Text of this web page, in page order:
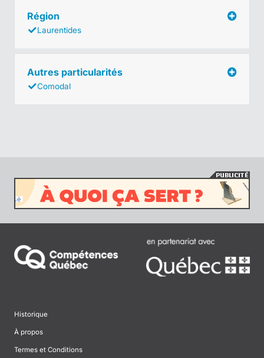
Région
Laurentides
Autres particularités
Comodal
Historique
À propos
Termes et Conditions